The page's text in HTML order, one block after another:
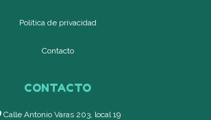
Política de privacidad
Contacto
CONTACTO
Calle Antonio Varas 203, local 19